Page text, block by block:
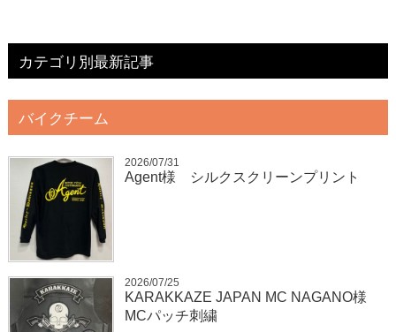
カテゴリ別最新記事
バイクチーム
2026/07/31
Agent様 シルクスクリーンプリント
2026/07/25
KARAKKAZE JAPAN MC NAGANO様
MCパッチ刺繍